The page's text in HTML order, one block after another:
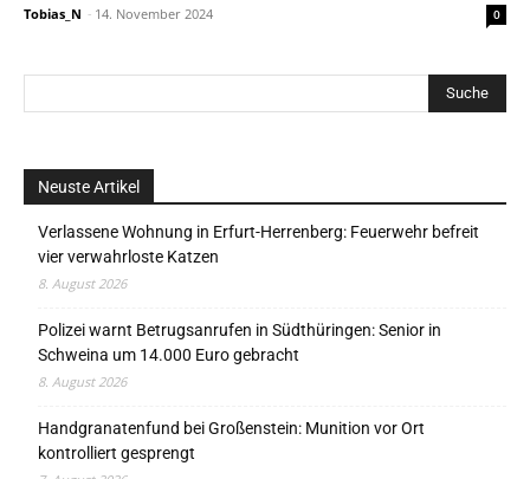
Tobias_N - 14. November 2024 0
Neuste Artikel
Verlassene Wohnung in Erfurt-Herrenberg: Feuerwehr befreit
vier verwahrloste Katzen
8. August 2026
Polizei warnt Betrugsanrufen in Südthüringen: Senior in
Schweina um 14.000 Euro gebracht
8. August 2026
Handgranatenfund bei Großenstein: Munition vor Ort
kontrolliert gesprengt